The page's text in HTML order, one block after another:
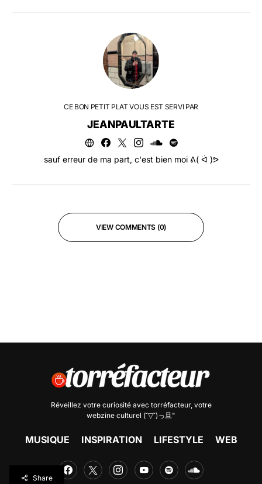
CE BON PETIT PLAT VOUS EST SERVI PAR
JEANPAULTARTE
sauf erreur de ma part, c'est bien moi ᕕ( ᐛ )ᕗ
VIEW COMMENTS (0)
Réveillez votre curiosité avec torréfacteur, votre
webzine culturel (˘▽˘)っ旦"
MUSIQUE INSPIRATION LIFESTYLE WEB
Share